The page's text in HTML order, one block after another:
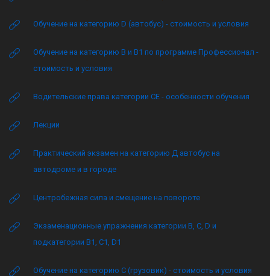
Обучение на категорию D (автобус) - стоимость и условия
Обучение на категорию B и B1 по программе Профессионал -
стоимость и условия
Водительские права категории CE - особенности обучения
Лекции
Практический экзамен на категорию Д автобус на
автодроме и в городе
Центробежная сила и смещение на повороте
Экзаменационные упражнения категории B, C, D и
подкатегории B1, C1, D1
Обучение на категорию C (грузовик) - стоимость и условия